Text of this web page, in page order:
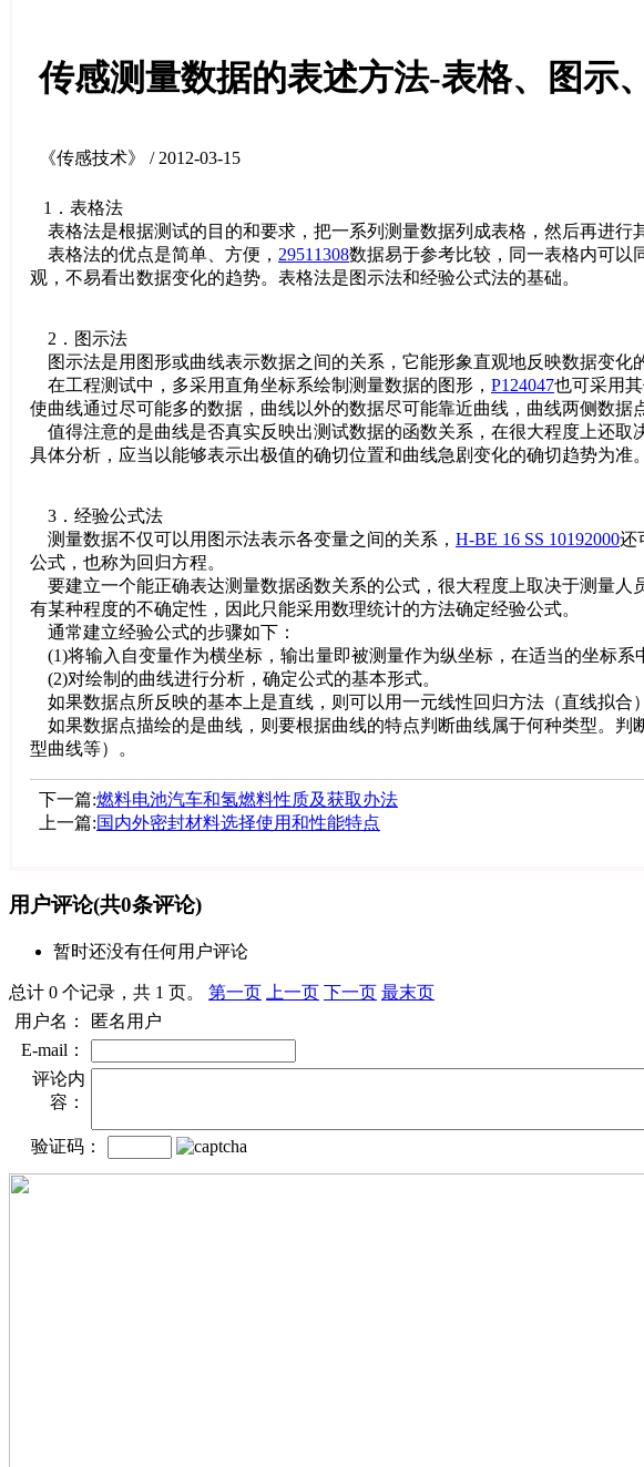
传感测量数据的表述方法-表格、图示
《传感技术》 / 2012-03-15
1．表格法
表格法是根据测试的目的和要求，把一系列测量数据列成表格，然后再进行
表格法的优点是简单、方便， 29511308数据易于参考比较，同一表格内可以
观，不易看出数据变化的趋势。表格法是图示法和经验公式法的基础。
2．图示法
图示法是用图形或曲线表示数据之间的关系，它能形象直观地反映数据变化
在工程测试中，多采用直角坐标系绘制测量数据的图形， P124047也可采用
使曲线通过尽可能多的数据，曲线以外的数据尽可能靠近曲线，曲线两侧数据
值得注意的是曲线是否真实反映出测试数据的函数关系，在很大程度上还
具体分析，应当以能够表示出极值的确切位置和曲线急剧变化的确切趋势为准。
3．经验公式法
测量数据不仅可以用图示法表示各变量之间的关系， H-BE 16 SS 10192000还
公式，也称为回归方程。
要建立一个能正确表达测量数据函数关系的公式，很大程度上取决于测量
有某种程度的不确定性，因此只能采用数理统计的方法确定经验公式。
通常建立经验公式的步骤如下：
(1)将输入自变量作为横坐标，输出量即被测量作为纵坐标，在适当的坐标系
(2)对绘制的曲线进行分析，确定公式的基本形式。
如果数据点所反映的基本上是直线，则可以用一元线性回归方法（直线拟合
如果数据点描绘的是曲线，则要根据曲线的特点判断曲线属于何种类型。
型曲线等）。
下一篇:燃料电池汽车和氢燃料性质及获取办法
上一篇:国内外密封材料选择使用和性能特点
用户评论(共0条评论)
暂时还没有任何用户评论
总计 0 个记录，共 1 页。 第一页 上一页 下一页 最末页
用户名：
匿名用户
E-mail：
评论内
容：
验证码：